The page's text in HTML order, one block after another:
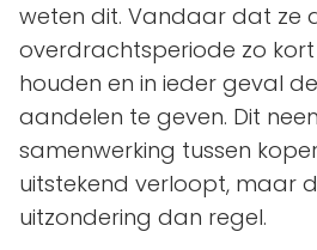
weten dit. Vandaar dat ze
overdrachtsperiode zo
houden en in ieder geval
aandelen te geven. Dit
samenwerking tussen
uitstekend verloopt, maar
uitzondering dan regel.